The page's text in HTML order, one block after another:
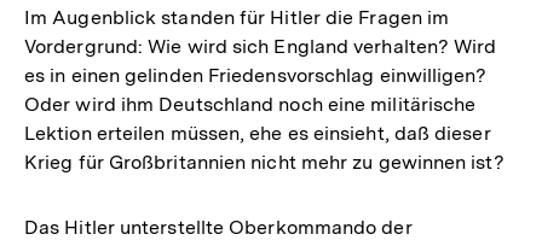
Im Augenblick standen für Hitler die Fragen im
Vordergrund: Wie wird sich England verhalten? Wird
es in einen gelinden Friedensvorschlag einwilligen?
Oder wird ihm Deutschland noch eine militärische
Lektion erteilen müssen, ehe es einsieht, daß dieser
Krieg für Großbritannien nicht mehr zu gewinnen ist?
Das Hitler unterstellte Oberkommando der